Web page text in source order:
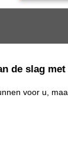
de slag
voor u,